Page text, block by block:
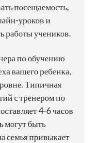
посещаемость,
уроков и
работы учеников.
по обучению
вашего ребенка,
Типичная
с тренером по
4-6 часов
могут быть
семья привыкает